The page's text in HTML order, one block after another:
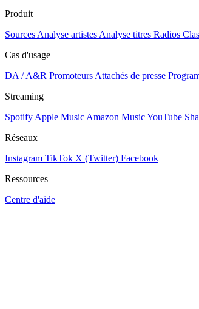
Produit
Sources Analyse artistes Analyse titres Radios
Cas d'usage
DA / A&R Promoteurs Attachés de presse
Streaming
Spotify Apple Music Amazon MusicYouTube
Réseaux
Instagram TikTok X (Twitter) Facebook
Ressources
Centre d'aide